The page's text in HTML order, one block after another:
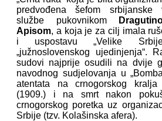
predvođena šefom srbijanske
službe pukovnikom
Apisom, a koja je za cilj imala
i uspostavu „Velike
„južnoslovenskog ujedinjenja“.
sudovi najprije osudili na dvije
navodnog sudjelovanja u
atentata na crnogorskog
(1909.) i na smrt nakon
crnogorskog poretka uz
Srbije (tzv. Kolašinska afera).